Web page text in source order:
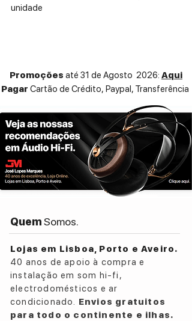
unidade
Promoções até 31 de Agosto 2026: Aqui
Pagar Cartão de Crédito, Paypal, Transferência
QuemSomos.
Lojas em Lisboa, Porto e Aveiro.
40 anos de apoio à compra e
instalação em som hi-fi,
electrodomésticos e ar
condicionado. Envios gratuitos
para todo o continente e ilhas.